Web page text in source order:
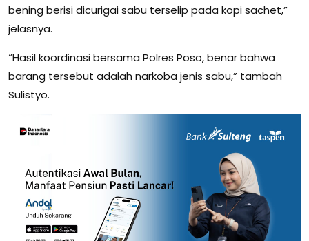
bening berisi dicurigai sabu terselip pada kopi sachet,”
jelasnya.
“Hasil koordinasi bersama Polres Poso, benar bahwa
barang tersebut adalah narkoba jenis sabu,” tambah
Sulistyo.